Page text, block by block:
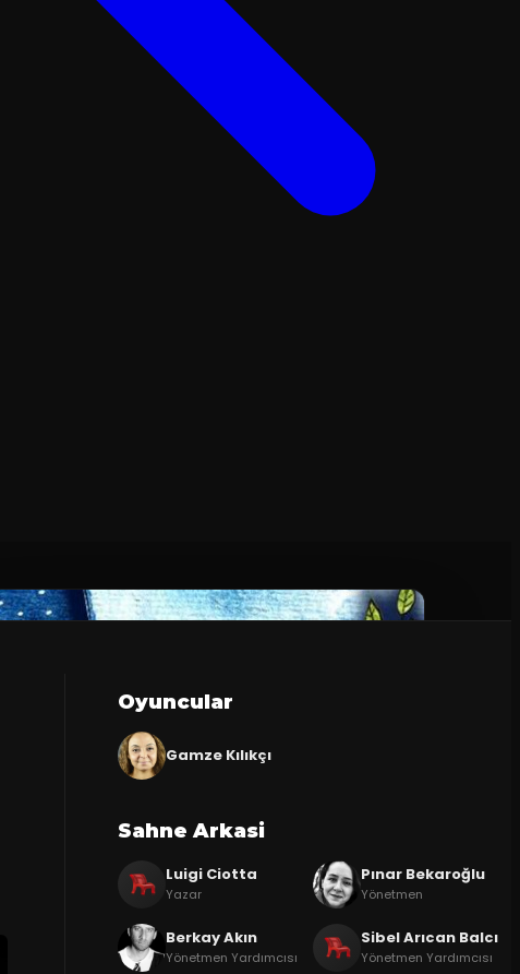
Oyuncular
Gamze Kılıkçı
Sahne Arkasi
Luigi Ciotta
Yazar
Pınar Bekaroğlu
Yönetmen
Berkay Akın
Yönetmen Yardımcısı
Sibel Arıcan Balcı
Yönetmen Yardımcısı